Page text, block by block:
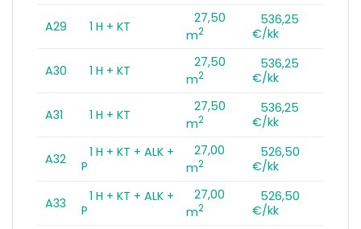
A29 1 H + KT
27,50
m2
536,25
€/kk
A30 1 H + KT
27,50
m2
536,25
€/kk
A31 1 H + KT
27,50
m2
536,25
€/kk
A32
1 H + KT + ALK +
P
27,00
m2
526,50
€/kk
A33
1 H + KT + ALK +
P
27,00
m2
526,50
€/kk